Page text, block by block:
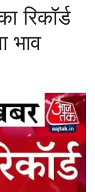
रिकॉर्ड
भाव